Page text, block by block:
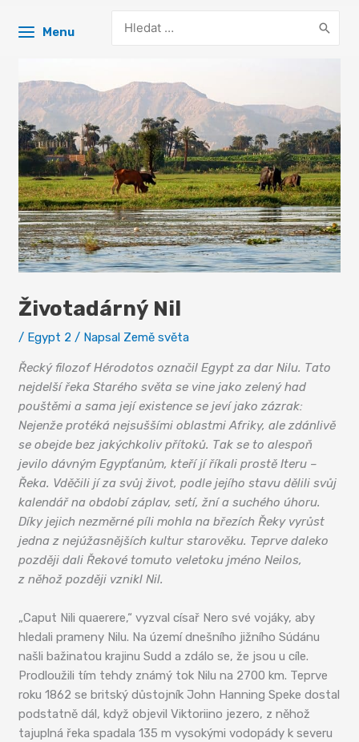
Menu
for:
Životadárný Nil
/ Egypt 2 / Napsal Země světa
Řecký filozof Hérodotos označil Egypt za dar Nilu. Tato
nejdelší řeka Starého světa se vine jako zelený had
pouštěmi a sama její existence se jeví jako zázrak:
Nejenže protéká nejsuššími oblastmi Afriky, ale zdánlivě
se obejde bez jakýchkoliv přítoků. Tak se to alespoň
jevilo dávným Egypťanům, kteří jí říkali prostě Iteru –
Řeka. Vděčili jí za svůj život, podle jejího stavu dělili svůj
kalendář na období záplav, setí, žní a suchého úhoru.
Díky jejich nezměrné píli mohla na březích Řeky vyrůst
jedna z nejúžasnějších kultur starověku. Teprve daleko
později dali Řekové tomuto veletoku jméno Neilos,
z něhož později vznikl Nil.
„Caput Nili quaerere,“ vyzval císař Nero své vojáky, aby
hledali prameny Nilu. Na území dnešního jižního Súdánu
našli bažinatou krajinu Sudd a zdálo se, že jsou u cíle.
Prodloužili tím tehdy známý tok Nilu na 2700 km. Teprve
roku 1862 se britský důstojník John Hanning Speke dostal
podstatně dál, když objevil Viktoriino jezero, z něhož
tajuplná řeka spadala 135 m vysokými vodopády k severu